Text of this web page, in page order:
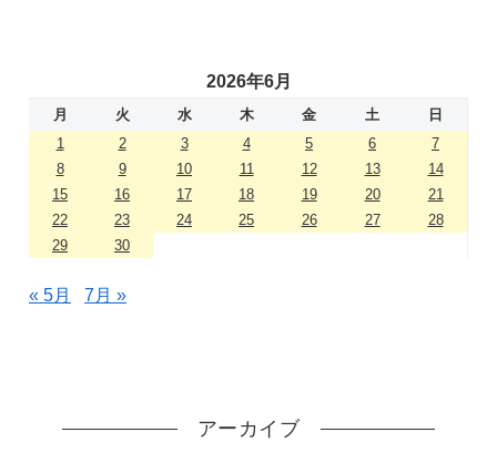
2026年6月
月 火 水 木 金 土
日
1
2 3 4 5 6
7
8
9 10 11 12 13
14
15
16 17 18 19 20
21
22
23 24 25 26 27
28
29
30
« 5月 7月 »
アーカイブ